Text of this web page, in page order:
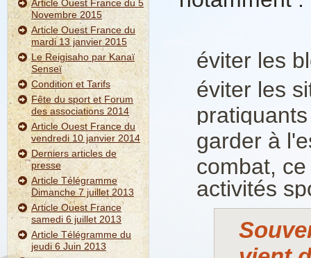
Article Ouest France du 5
Novembre 2015
Article Ouest France du
mardi 13 janvier 2015
Le Reigisaho par Kanaï
Senseï
Condition et Tarifs
Fête du sport et Forum
des associations 2014
Article Ouest France du
vendredi 10 janvier 2014
Derniers articles de
presse
Article Télégramme
Dimanche 7 juillet 2013
Article Ouest France
samedi 6 juillet 2013
Article Télégramme du
jeudi 6 Juin 2013
éviter les
éviter les
pratiquants
garder à
combat,
activités